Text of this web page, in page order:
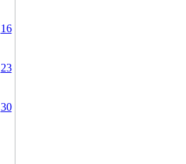
16
23
30